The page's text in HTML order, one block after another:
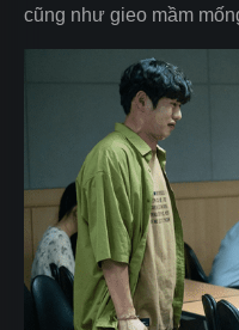
cũng như gieo mầm